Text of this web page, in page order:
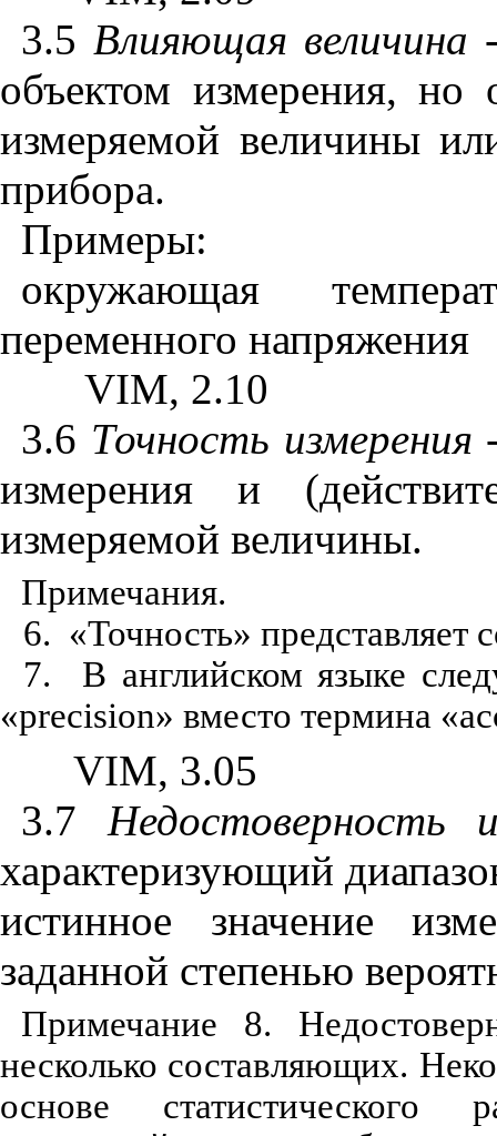
3.5 Влияющая величина
объектом измерения, но
измеряемой величины
прибора.
Примеры:
окружающая
переменного напряжения
VIM, 2.10
3.6 Точность измерения
измерения и
измеряемой величины.
Примечания.
6. «Точность» представляет
7.
В английском языке
«precision» вместо термина «
VIM, 3.05
3.7 Недостоверность
характеризующий
истинное значение
заданной степенью
Примечание 8.
несколько составляющих.
основе статистического